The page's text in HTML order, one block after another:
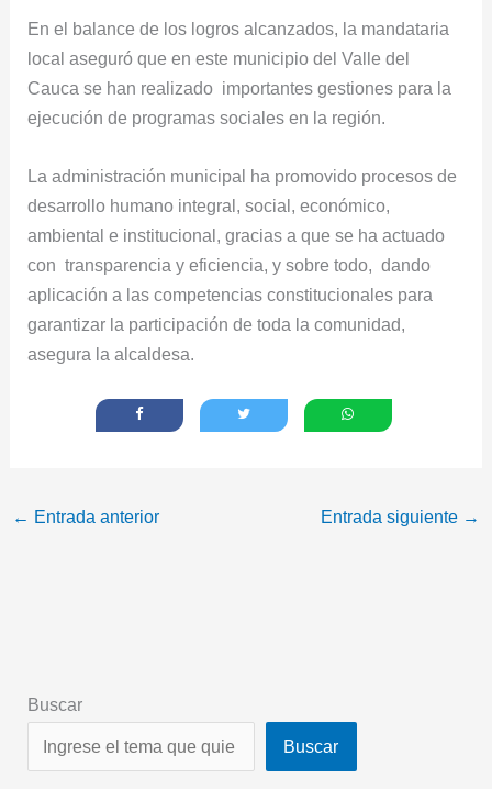
En el balance de los logros alcanzados, la mandataria
local aseguró que en este municipio del Valle del
Cauca se han realizado importantes gestiones para la
ejecución de programas sociales en la región.
La administración municipal ha promovido procesos de
desarrollo humano integral, social, económico,
ambiental e institucional, gracias a que se ha actuado
con transparencia y eficiencia, y sobre todo, dando
aplicación a las competencias constitucionales para
garantizar la participación de toda la comunidad,
asegura la alcaldesa.
← Entrada anterior Entrada siguiente →
Buscar
Buscar